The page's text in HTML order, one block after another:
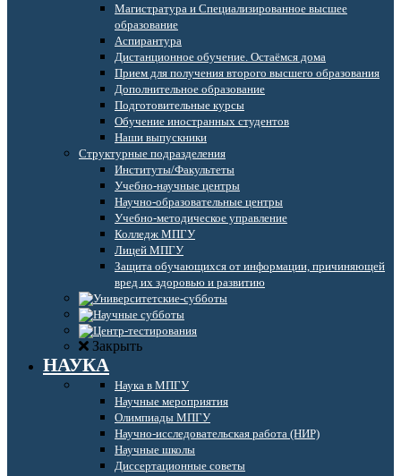
Магистратура и Специализированное высшее
образование
Аспирантура
Дистанционное обучение. Остаёмся дома
Прием для получения второго высшего образования
Дополнительное образование
Подготовительные курсы
Обучение иностранных студентов
Наши выпускники
Структурные подразделения
Институты/Факультеты
Учебно-научные центры
Научно-образовательные центры
Учебно-методическое управление
Колледж МПГУ
Лицей МПГУ
Защита обучающихся от информации, причиняющей
вред их здоровью и развитию
Закрыть
НАУКА
Наука в МПГУ
Научные мероприятия
Олимпиады МПГУ
Научно-исследовательская работа (НИР)
Научные школы
Диссертационные советы